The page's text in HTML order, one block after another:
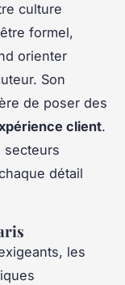
culture
formel,
orienter
Son
de poser des
client.
secteurs
détail
les